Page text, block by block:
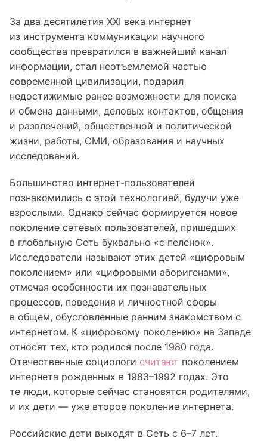
За два десятилетия XXI века интернет
из инструмента коммуникации научного
сообщества превратился в важнейший канал
информации, стал неотъемлемой частью
современной цивилизации, подарил
недостижимые ранее возможности для поиска
и обмена данными, деловых контактов, общения
и развлечений, общественной и поли­тической
жизни, работы, СМИ, образования и научных
исследова­ний.
Большинство интернет-пользователей
познакомились с этой технологией, будучи уже
взрослыми. Однако сейчас формируется новое
поколение сетевых пользователей, пришедших
в глобальную Сеть буквально «с пеленок».
Исследователи называют этих детей «цифровым
поколением» или «цифровыми аборигенами»,
отмечая особенности их познавательных
процессов, поведения и личност­ной сферы
в общем, обусловленные ранним знакомством с
интер­нетом. К «цифровому поколению» на Западе
относят тех, кто родился после 1980 года.
Отечественные социологи считают поколением
интернета рожденных в 1983–1992 годах. Это
те люди, которые сейчас становятся родителями,
и их дети — уже второе поколение интернета.
Российские дети выходят в Сеть с 6–7 лет.